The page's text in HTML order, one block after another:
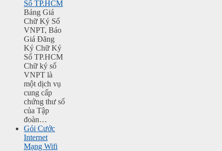
Số TP.HCM
Bảng Giá
Chữ Ký Số
VNPT, Báo
Giá Đăng
Ký Chữ Ký
Số TP.HCM
Chữ ký số
VNPT là
một dịch vụ
cung cấp
chứng thư số
của Tập
đoàn…
Gói Cước
Internet
Mạng Wifi